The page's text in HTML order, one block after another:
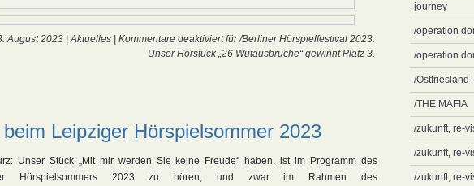
August 2023 |Aktuelles Kommentare deaktiviertfür /Berliner Hörspielfestival 2023:
Unser Hörstück „26 Wutausbrüche“ gewinnt Platz 3.
Leipziger Hörspielsommer 2023
Unser Stück „Mit mir werden Sie keine Freude“ haben, ist im Programm des
Hörspielsommers 2023 zu hören, und zwar im Rahmen des
journey
/operation
/operation
/Ostfriesland
/THE MAFIA
/zukunft, re-
/zukunft, re-
/zukunft, re-